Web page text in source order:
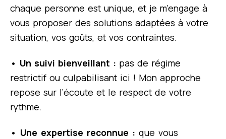
chaque personne est unique, et je m’engage à
vous proposer des solutions adaptées à votre
situation, vos goûts, et vos contraintes.
• Un suivi bienveillant : pas de régime
restrictif ou culpabilisant ici ! Mon approche
repose sur l’écoute et le respect de votre
rythme.
• Une expertise reconnue : que vous